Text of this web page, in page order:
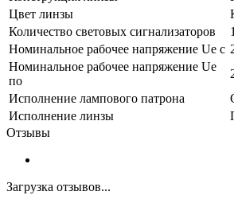
Цвет линзы
Количество световых сигнализаторов
1
Номинальное рабочее напряжение Ue с
Номинальное рабочее напряжение Ue
по
Исполнение лампового патрона
Исполнение линзы
Отзывы
Загрузка отзывов...